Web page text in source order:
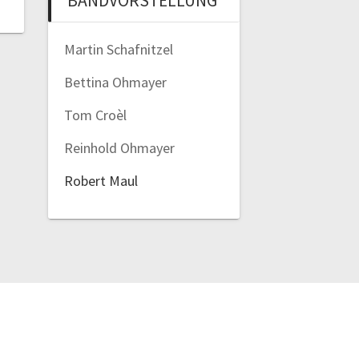
Martin Schafnitzel
Bettina Ohmayer
Tom Croèl
Reinhold Ohmayer
Robert Maul